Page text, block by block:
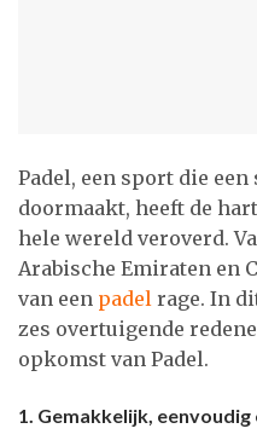
Padel, een sport die
doormaakt, heeft de
hele wereld veroverd.
Arabische Emiraten en
van een padel rage. In
zes overtuigende
opkomst van Padel.
1. Gemakkelijk, eenvoudig